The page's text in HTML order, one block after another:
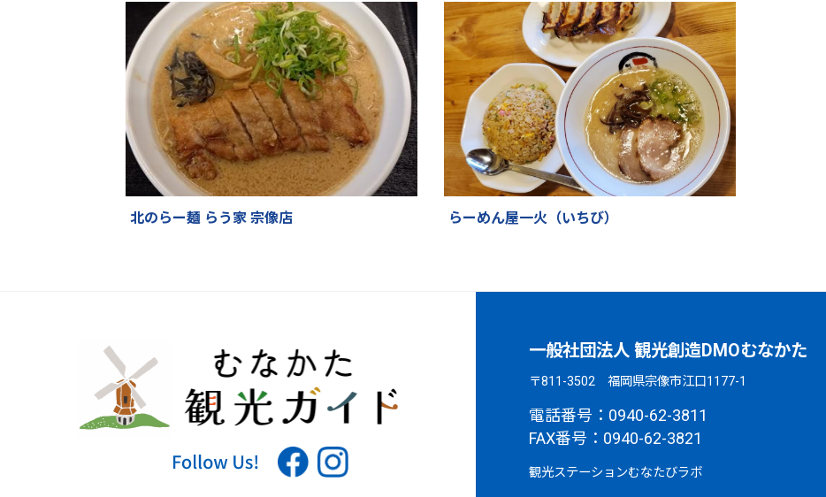
北のらー麺 らう家 宗像店 らーめん屋一火（いちび）
一般社団法人 観光創造DMOむなかた
〒811-3502 福岡県宗像市江口1177-1
電話番号：0940-62-3811
FAX番号：0940-62-3821
観光ステーションむなたびラボ